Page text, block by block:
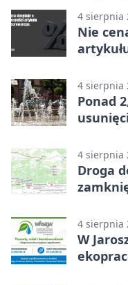
4 sierpnia
Nie
4 sierpnia
Ponad
4 sierpnia
Droga
4 sierpnia
W